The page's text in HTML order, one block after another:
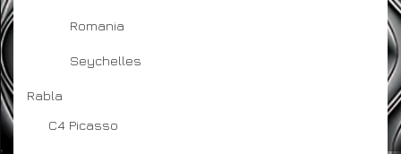
Romania
Seychelles
Rabla
C4 Picasso